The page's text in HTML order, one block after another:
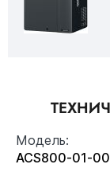
Модель:
ACS800-01-